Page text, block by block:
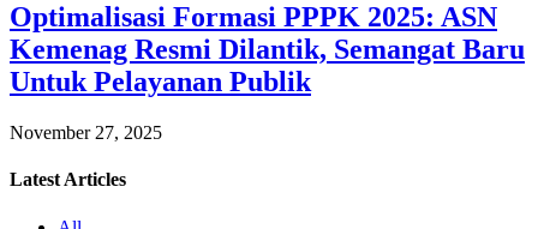
Optimalisasi Formasi PPPK 2025: ASN
Kemenag Resmi Dilantik, Semangat Baru
Untuk Pelayanan Publik
November 27, 2025
Latest Articles